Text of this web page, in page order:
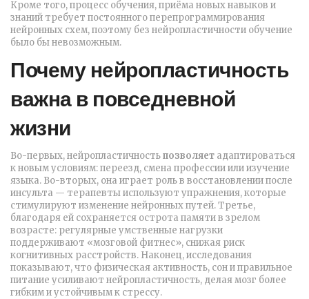
Кроме того, процесс обучения,приёма новых навыков и
знаний требует постоянного перепрограммирования
нейронных схем, поэтому без нейропластичности обучение
было бы невозможным.
Почему нейропластичность
важна в повседневной
жизни
Во-первых, нейропластичностьпозволяет адаптироваться
к новым условиям: переезд, смена профессии или изучение
языка. Во-вторых, она играет роль в восстановлении после
инсульта — терапевты используют упражнения, которые
стимулируют изменение нейронных путей. Третье,
благодаря ей сохраняется острота памяти в зрелом
возрасте: регулярные умственные нагрузки
поддерживают «мозговой фитнес», снижая риск
когнитивных расстройств. Наконец, исследования
показывают, что физическая активность, сон и правильное
питание усиливают нейропластичность, делая мозг более
гибким и устойчивым к стрессу.